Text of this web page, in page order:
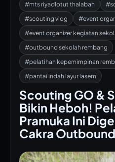
#mts riyadlotut thalabah
#scouting vlog
#event
#event organizer kegiatan
#outbound sekolah rembang
#pelatihan kepemimpinan
#pantai indah layur lasem
Scouting GO &
Bikin Heboh!
Pramuka Ini
Cakra